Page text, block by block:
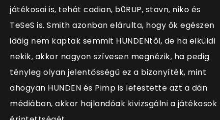
játékosai is, tehát cadian, b0RUP, stavn, niko és
TeSeS is. Smith azonban elárulta, hogy ők egészen
idáig nem kaptak semmit HUNDENtől, de ha elküldi
nekik, akkor nagyon szívesen megnézik, ha pedig
tényleg olyan jelentősségű ez a bizonyíték, mint
ahogyan HUNDEN és Pimp is lefestette azt a dán
médiában, akkor hajlandóak kivizsgálni a játékosok